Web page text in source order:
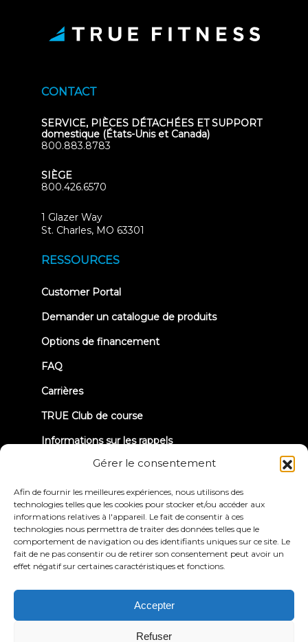
Gérer le consentement
Afin de fournir les meilleures expériences, nous utilisons des
technologies telles que les cookies pour stocker et/ou accéder aux
informations relatives à l'appareil. Le fait de consentir à ces
technologies nous permettra de traiter des données telles que le
comportement de navigation ou des identifiants uniques sur ce site. Le
fait de ne pas consentir ou de retirer son consentement peut avoir un
effet négatif sur certaines caractéristiques et fonctions.
Accepter
Refuser
CONTACT
SERVICE, PIÈCES DÉTACHÉES ET SUPPORT
domestique (États-Unis et Canada)
800.883.8783
SIÈGE
800.426.6570
1 Glazer Way
St. Charles, MO 63301
RESSOURCES
Customer Portal(opens
new
Demander un catalogue de produits
Options de financement
FAQ
Carrières
TRUE Club de course
Informations sur les rappels
© 2026 True Fitness. All Rights Reserved
confidentialité
d'utilisation
Déclaration d'accessibilité